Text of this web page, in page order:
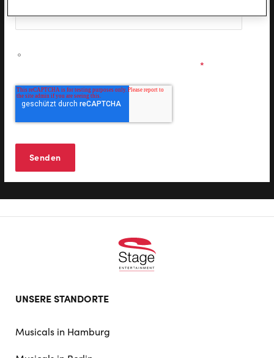
*
UNSERE STANDORTE
Musicals in Hamburg